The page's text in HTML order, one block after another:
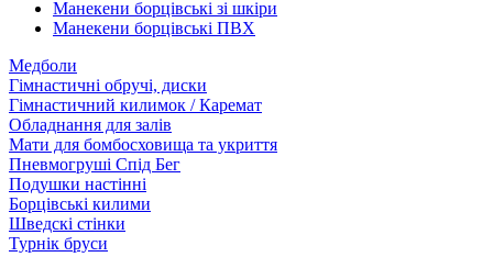
Манекени борцівські зі шкіри
Манекени борцівські ПВХ
Медболи
Гімнастичні обручі, диски
Гімнастичний килимок / Каремат
Обладнання для залів
Мати для бомбосховища та укриття
Пневмогруші Спід Бег
Подушки настінні
Борцівські килими
Шведскі стінки
Турнік бруси